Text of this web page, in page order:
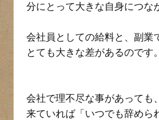
分にとって大きな自身につな
会社員としての給料と、副業
とても大きな差があるのです。
会社で理不尽な事があっても
来ていれば「いつでも辞めら